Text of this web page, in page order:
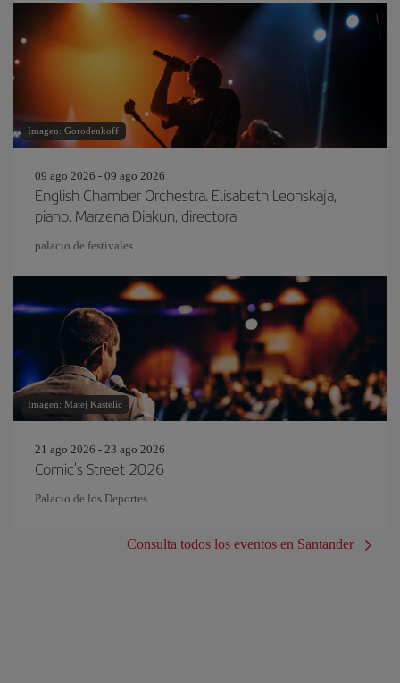
Imagen: Gorodenkoff
09 ago 2026 - 09 ago 2026
English Chamber Orchestra. Elisabeth Leonskaja,
piano. Marzena Diakun, directora
palacio de festivales
Imagen: Matej Kastelic
21 ago 2026 - 23 ago 2026
Comic's Street 2026
Palacio de los Deportes
Consulta todos los eventos en Santander